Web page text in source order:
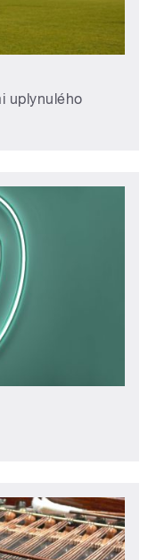
uplynulého